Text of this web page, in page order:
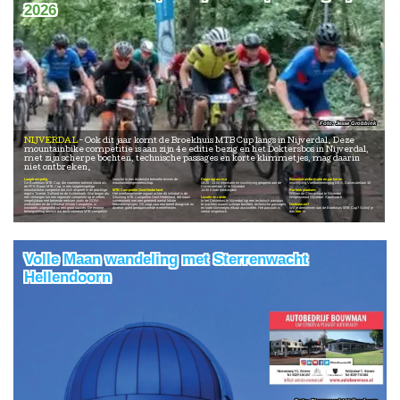
2026
NIJVERDAL
mountainbike competitie is aan zijn 4e editie bezig en het Doktersbos in Nijverdal,
met zijn scherpe bochten, technische passages en korte klimmetjes, mag daarin
niet ontbreken.
Laagdrempelig
De Broekhuis MTB Cup, die voorheen bekend stond als
de FPS Bouw MTB Cup, is een laagdrempelige
mountainbike competitie die zich afspeelt in de prachtige
regio's Twente, Salland en de Achterhoek. Wat begon als
een verlangen om een regionale competitie op te zetten,
vergelijkbaar met bekende reeksen zoals de GOW-
wedstrijden en de Veluwse Winter Competitie, is
inmiddels uitgegroeid tot een groot succes. De enorme
belangstelling bewijst dat deze zomerse MTB-competitie
voorziet in een duidelijke behoefte binnen de
mountainbikegemeenschap.
MTB Competitie Oost-Nederland
Het overkoepelende orgaan achter dit initiatief is de
Stichting MTB Competitie Oost-Nederland, die nauw
samenwerkt met een groeiend aantal lokale
fietsverenigingen. Dit zorgt voor een breed draagvlak en
diverse, goed georganiseerde evenementen.
Dagprogramma
08:20 - 13:00 Informatie en inschrijving geopend aan de
Duivecatelaan 10 te Nijverdal
14:30 Einde wedstrijden
Locatie en ronde
In het Dokterbos in Nijverdal ligt een technisch parcours
te wachten waarin scherpe bochten, technische passages
en korte klimmetjes elkaar afwisselen. Het parcours is
veelal singletrack.
Bezoekersinformatie en parkeren
Inschrijving Voetbalvereniging DES. Duivecatelaan 10
Parkeerplaatsen:
Willem de Clercqstraat te Nijverdal
Wilgenweard Nijverdal. Sportlaan 6
Deelnemen?
Wil je deelnemen aan de Broekhuis MTB Cup? Schrijf je
dan hier in.
Jesse Grobbink
Volle Maan wandeling met Sterrenwacht
Hellendoorn